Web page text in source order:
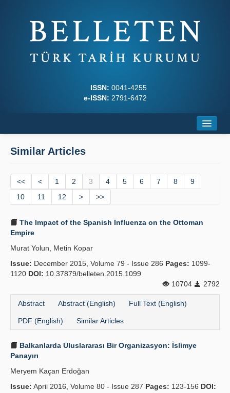
ISSN: 0041-4255
e-ISSN: 2791-6472
Journal Boards
Writing Rules
Principles
Guidelines
Similar Articles
<< < 1 2 3 4 5 6 7 8
9
10
11 12 > >>
The Impact of the Spanish Influenza on the Ottoman
Empire
Murat Yolun, Metin Kopar
Issue: December 2015, Volume 79 - Issue 286 Pages: 1099-
1120 DOI: 10.37879/belleten.2015.1099
10704
2792
Abstract Abstract (English) Full Text (English)
PDF (English) Similar Articles
Balkanlarda Uluslararası Bir Organizasyon: İslimye
Panayırı
Meryem Kaçan Erdoğan
Issue: April 2016, Volume 80 - Issue 287 Pages: 123-156 DOI: